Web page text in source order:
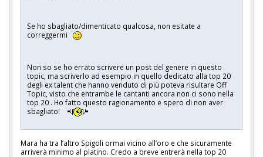
Se ho sbagliato/dimenticato qualcosa, non esitate a
correggermi
Non so se ho errato scrivere un post del genere in questo
topic, ma scriverlo ad esempio in quello dedicato alla top 20
degli ex talent che hanno venduto di più poteva risultare Off
Topic, visto che entrambe le cantanti ancora non ci sono nella
top 20 . Ho fatto questo ragionamento e spero di non aver
sbagliato!
Mara ha tra l’altro Spigoli ormai vicino all’oro e che sicuramente
arriverà minimo al platino. Credo a breve entrerà nella top 20